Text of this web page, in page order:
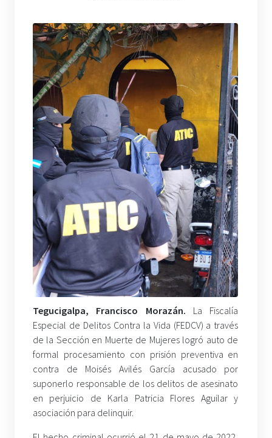
Tegucigalpa, Francisco Morazán. La Fiscalía
Especial de Delitos Contra la Vida (FEDCV) a través
de la Sección en Muerte de Mujeres logró auto de
formal procesamiento con prisión preventiva en
contra de Moisés Avilés García acusado por
suponerlo responsable de los delitos de asesinato
en perjuicio de Karla Patricia Flores Aguilar y
asociación para delinquir.